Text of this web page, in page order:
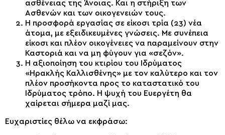
ασθένειας της Άνοιας. Και η στήριξη των
Ασθενών και των οικογενειών τους.
Η προσφορά εργασίας σε είκοσι τρία (23) νέα
άτομα, με εξειδικευμένες γνώσεις. Με συνέπεια
είκοσι και πλέον οικογένειες να παραμείνουν στην
Καστοριά και να μη φύγουν για «σεζόν».
Η αξιοποίηση του κτιρίου του Ιδρύματος
«Ηρακλής Καλλισθένης» με τον καλύτερο και τον
πλέον προσήκοντα προς το καταστατικό του
Ιδρύματος τρόπο. Η ψυχή του Ευεργέτη θα
χαίρεται σήμερα μαζί μας.
Ευχαριστίες θέλω να εκφράσω: